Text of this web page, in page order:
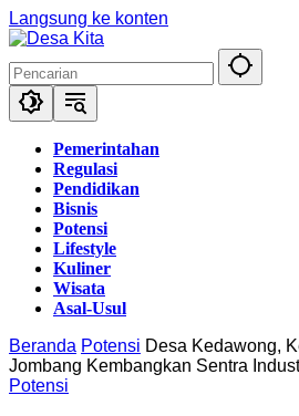
Langsung ke konten
Pemerintahan
Regulasi
Pendidikan
Bisnis
Potensi
Lifestyle
Kuliner
Wisata
Asal-Usul
Beranda Potensi Desa Kedawong,
Jombang Kembangkan Sentra
Potensi